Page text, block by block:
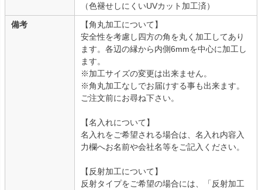
（色褪せしにくいUVカット加工済）
備考
【角丸加工について】
安全性を考慮し四方の角を丸く加工してあり
ます。各辺の縁から内側6mmを中心に加工し
ます。
※加工サイズの変更は出来ません。
※角丸加工なしでお届けする事も出来ます。
ご注文前にお尋ね下さい。
【名入れについて】
名入れをご希望される場合は、名入れ内容入
力欄へお名前や会社名等をご記入ください。
【反射加工について】
反射タイプをご希望の場合には、「反射加工